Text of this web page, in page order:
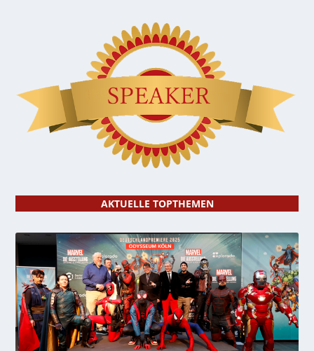
AKTUELLE TOPTHEMEN